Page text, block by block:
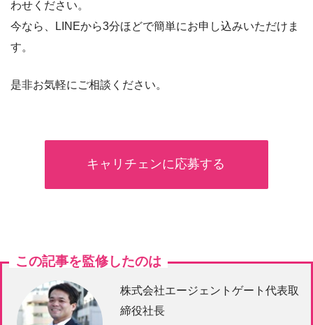
わせください。
今なら、LINEから3分ほどで簡単にお申し込みいただけま
す。
是非お気軽にご相談ください。
キャリチェンに応募する
この記事を監修したのは
株式会社エージェントゲート代表取
締役社長